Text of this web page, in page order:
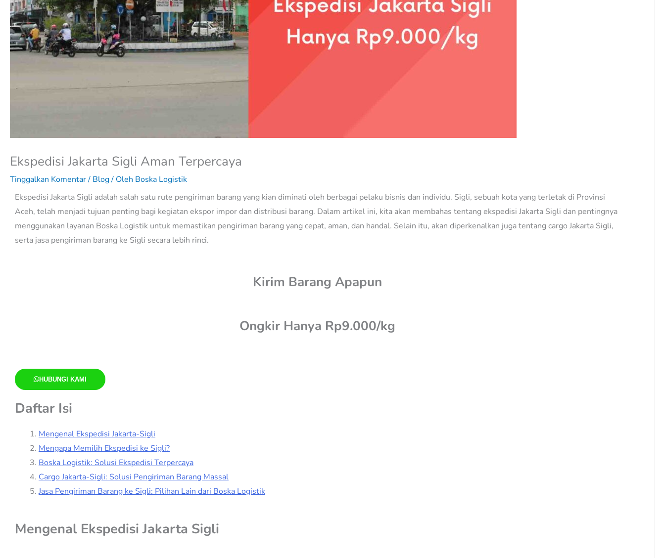
Ekspedisi Jakarta Sigli Aman Terpercaya
Tinggalkan Komentar/ Blog/ Oleh Boska Logistik
Ekspedisi Jakarta Sigli adalah salah satu rute pengiriman barang yang kian diminati oleh berbagai pelaku bisnis dan individu. Sigli, sebuah kota yang terletak di Provinsi
Aceh, telah menjadi tujuan penting bagi kegiatan ekspor impor dan distribusi barang. Dalam artikel ini, kita akan membahas tentang ekspedisi Jakarta Sigli dan pentingnya
menggunakan layanan Boska Logistik untuk memastikan pengiriman barang yang cepat, aman, dan handal. Selain itu, akan diperkenalkan juga tentang cargo Jakarta Sigli,
serta jasa pengiriman barang ke Sigli secara lebih rinci.
Kirim Barang Apapun
Ongkir Hanya Rp9.000/kg
HUBUNGI KAMI
Daftar Isi
Mengenal Ekspedisi Jakarta-Sigli
Mengapa Memilih Ekspedisi ke Sigli?
Boska Logistik: Solusi Ekspedisi Terpercaya
Cargo Jakarta-Sigli: Solusi Pengiriman Barang Massal
Jasa Pengiriman Barang ke Sigli: Pilihan Lain dari Boska Logistik
Mengenal Ekspedisi Jakarta Sigli